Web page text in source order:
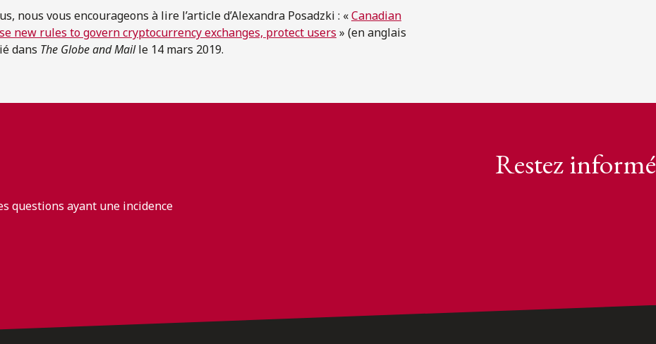
nous vous encourageons à lire l’article d’Alexandra Posadzki : «Canadian
new rules to govern cryptocurrency exchanges, protect users » (en anglais
dans The Globe and Maille 14 mars 2019.
Restez informé
questions ayant une incidence